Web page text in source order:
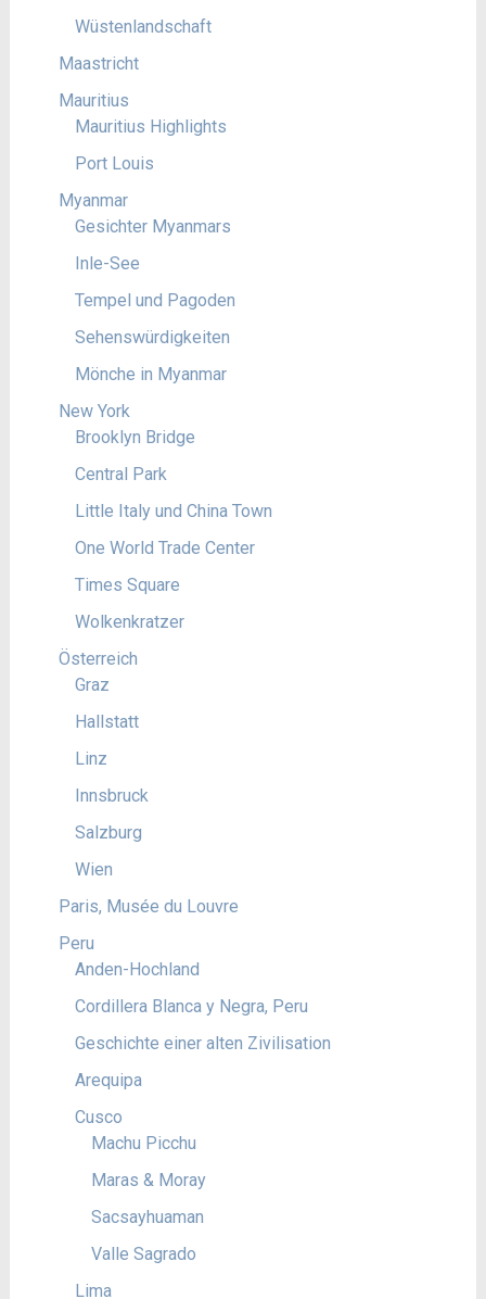
Wüstenlandschaft
Maastricht
Mauritius
Mauritius Highlights
Port Louis
Myanmar
Gesichter Myanmars
Inle-See
Tempel und Pagoden
Sehenswürdigkeiten
Mönche in Myanmar
New York
Brooklyn Bridge
Central Park
Little Italy und China Town
One World Trade Center
Times Square
Wolkenkratzer
Österreich
Graz
Hallstatt
Linz
Innsbruck
Salzburg
Wien
Paris, Musée du Louvre
Peru
Anden-Hochland
Cordillera Blanca y Negra, Peru
Geschichte einer alten Zivilisation
Arequipa
Cusco
Machu Picchu
Maras & Moray
Sacsayhuaman
Valle Sagrado
Lima